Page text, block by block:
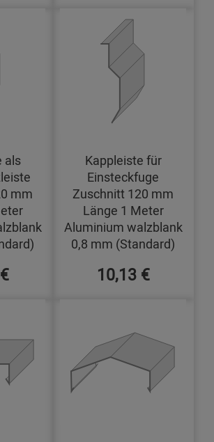
als
mm
Kappleiste für
Einsteckfuge
Zuschnitt 120 mm
Länge 1 Meter
Aluminium walzblank
0,8 mm (Standard)
10,13 €